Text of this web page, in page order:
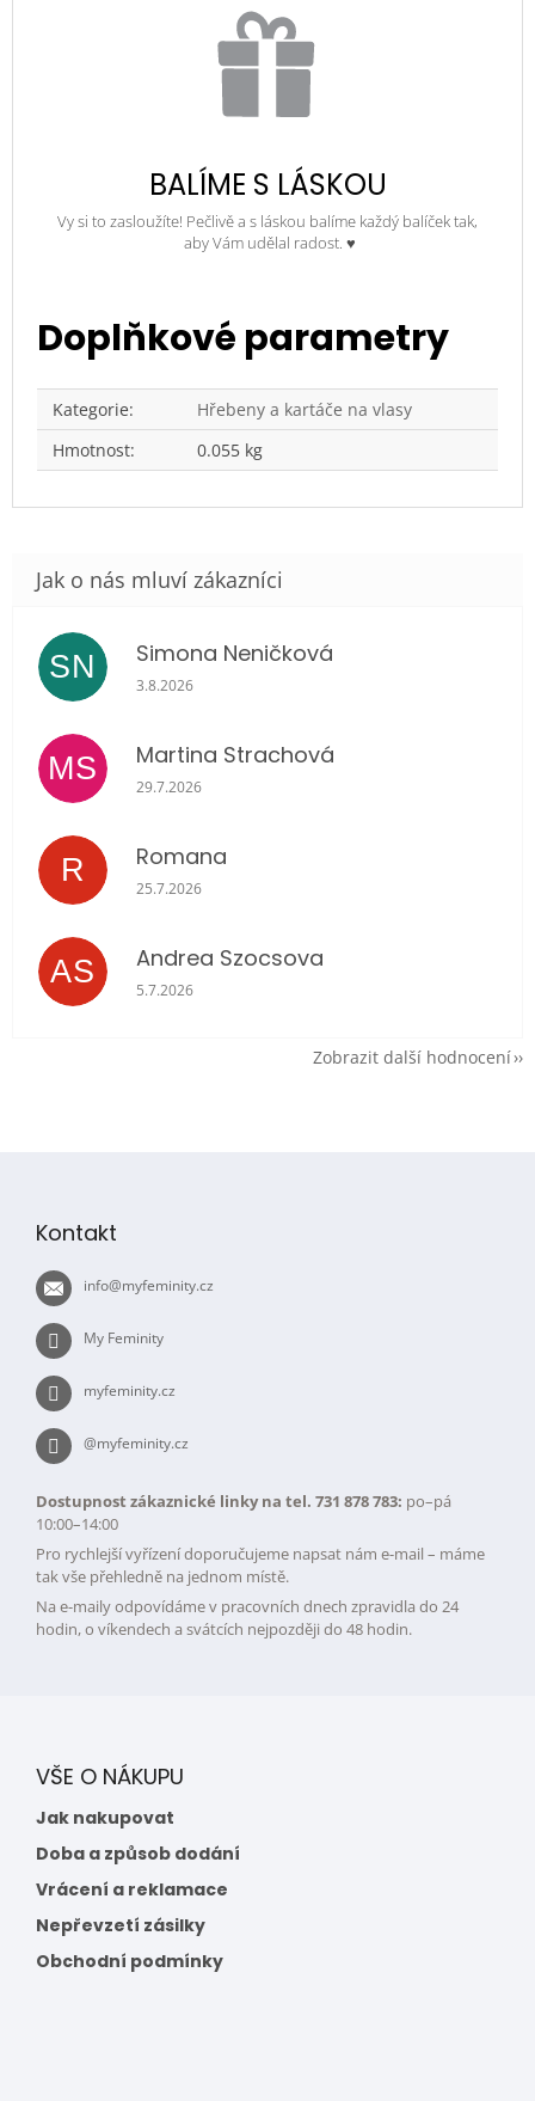
BALÍME S LÁSKOU
Vy si to zasloužíte! Pečlivě a s láskou balíme každý balíček tak,
aby Vám udělal radost. ♥
Doplňkové parametry
Kategorie:
Hřebeny a kartáče na vlasy
Hmotnost: 0.055 kg
SN Simona Neničková
Hodnocení obchodu je 5 z 5 hvězdiček.
3.8.2026
MS Martina Strachová
Hodnocení obchodu je 5 z 5 hvězdiček.
29.7.2026
R Romana
Hodnocení obchodu je 5 z 5 hvězdiček.
25.7.2026
AS Andrea Szocsova
Hodnocení obchodu je 5 z 5 hvězdiček.
5.7.2026
Zobrazit další hodnocení
Kontakt
info@myfeminity.cz
My Feminity
myfeminity.cz
@myfeminity.cz
Dostupnost zákaznické linky na tel. 731 878 783: po–pá
10:00–14:00
Pro rychlejší vyřízení doporučujeme napsat nám e-mail – máme
tak vše přehledně na jednom místě.
Na e-maily odpovídáme v pracovních dnech zpravidla do 24
hodin, o víkendech a svátcích nejpozději do 48 hodin.
VŠE O NÁKUPU
Jak nakupovat
Doba a způsob dodání
Vrácení a reklamace
Nepřevzetí zásilky
Obchodní podmínky